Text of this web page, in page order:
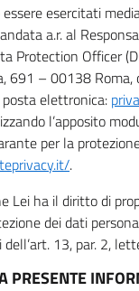
esercitati
a.r. al
Protection Officer
691 – 00138
elettronica:
l’apposito
per la
.
Lei ha il diritto di
dei dati
13, par. 2,
PRESENTE